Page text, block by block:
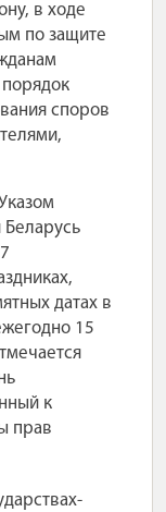
в ходе
по защите
споров
Беларусь
датах в
15
к
прав